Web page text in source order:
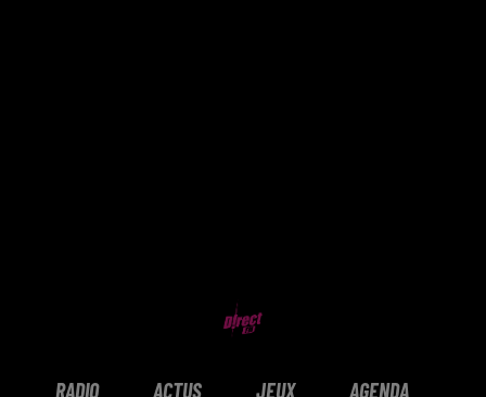
RADIO ACTUS JEUX AGENDA